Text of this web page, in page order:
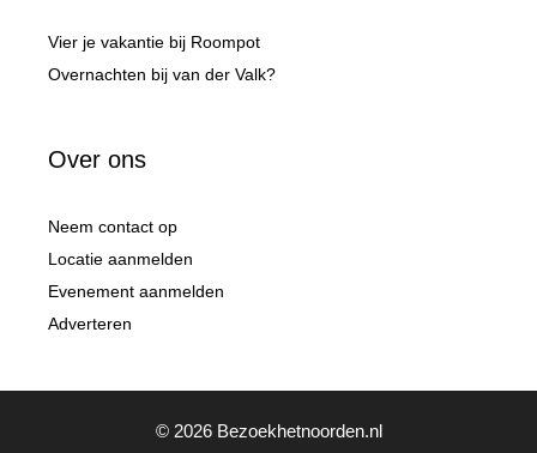
Vier je vakantie bij Roompot
Overnachten bij van der Valk?
Over ons
Neem contact op
Locatie aanmelden
Evenement aanmelden
Adverteren
© 2026 Bezoekhetnoorden.nl